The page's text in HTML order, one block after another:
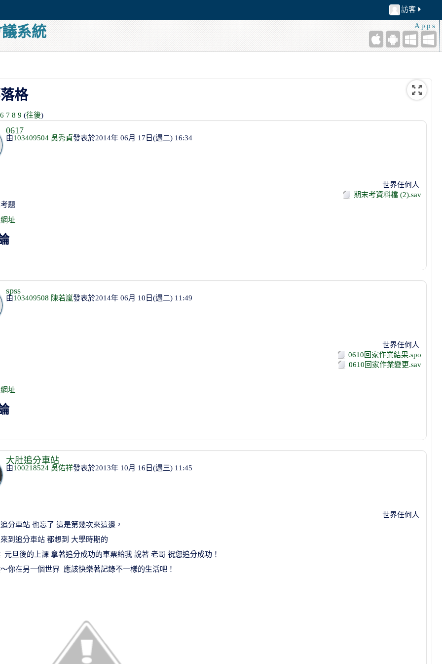
訪客
系統 Apps
格
6 7 8 9 (往後)
0617
由103409504 吳秀貞發表於2014年 06月 17日(週二) 16:34
世界任何人
期末考資料檔 (2).sav
題
址
spss
由103409508 陳若嵐發表於2014年 06月 10日(週二) 11:49
世界任何人
0610回家作業結果.spo
0610回家作業變更.sav
址
大肚追分車站
由100218524 吳佑祥發表於2013年 10月 16日(週三) 11:45
世界任何人
分車站 也忘了 這是第幾次來這邊，
到追分車站 都想到 大學時期的
元旦後的上課 拿著追分成功的車票給我 說著 老哥 祝您追分成功！
你在另一個世界 應該快樂著記錄不一樣的生活吧！